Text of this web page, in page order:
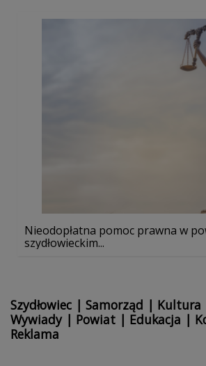
Nieodopłatna pomoc prawna w
szydłowieckim...
Szydłowiec | Samorząd | Kultura
Wywiady| Powiat | Edukacja |
Reklama